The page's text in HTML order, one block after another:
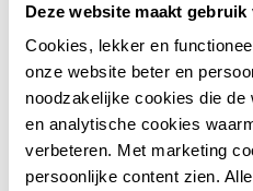
Deze website maakt gebruik
Cookies, lekker en
onze website beter en
noodzakelijke cookies die de
en analytische cookies
verbeteren. Met marketing
persoonlijke content zien.